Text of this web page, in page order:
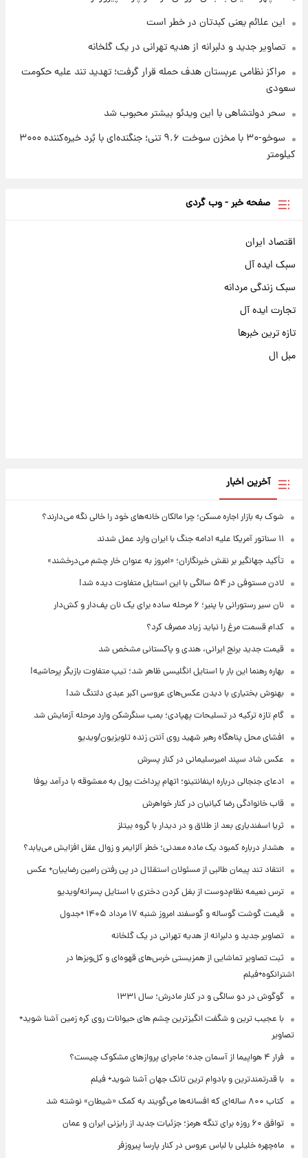
این علائم یعنی کبدتان در خطر است
تصاویر جدید و دلبرانه از هدیه تهرانی در یک گلخانه
مراکز نظامی عربستان هدف حمله قرار گرفت؛ تهدید تند علیه حکومت
سعودی
سحر دولتشاهی با این ویدئو بیشتر محبوب شد
سوخو-۳۰ با مخزن سوخت ۹.۶ تنی؛ جنگنده‌ای با بُرد خیره‌کننده ۳۰۰۰
کیلومتر
صفحه خبر - وب گردی
اقتصاد ایران
سبک ایده آل
سبک زندگی مردانه
تجارت ایده آل
تازه ترین خبرها
مبل ال
آخرین اخبار
شوک به بازار اجاره مسکن؛ چرا مالکان خانه‌های خود را خالی نگه می‌دارند؟
۱۱ سناتور آمریکا علیه ادامه جنگ با ایران وارد عمل شدند
تأکید جهانگیر بر نقش خبرنگاران؛ «امروز به عنوان خار چشم می‌درخشند»
لادن مستوفی در ۵۴ سالگی با این استایل متفاوت دیده شد!
نان سیر رستورانی با پنیر؛ ۶ مرحله ساده برای یک نان پف‌دار و کش‌دار
کدام قسمت مرغ را نباید زیاد مصرف کرد؟
قیمت جدید برنج ایرانی، هندی و پاکستانی مشخص شد
بهاره رهنما این بار با استایل انگلیسی ظاهر شد؛ تیپ متفاوت بازیگر پرحاشیه!
بهنوش بختیاری با دیدن عکس‌های عروسی اکبر عبدی دلتنگ شد!
گام تازه ترکیه در تسلیحات پهپادی؛ بمب سنگرشکن وارد مرحله آزمایش شد
افشای محل پناهگاه‌ رهبر شهید روی آنتن زنده تلویزیون/ویدیو
عکس شاد سپند امیرسلیمانی در کنار پسرش
ادعای جنجالی درباره اینفانتینو؛ اتهام پرداخت پول به معشوقه با درآمد یوفا
قاب خانوادگی رضا کیانیان در کنار خواهرش
ثریا اسفندیاری بعد از طلاق و در دیدار با گروه بیتلز
هشدار درباره کمبود یک ماده معدنی؛ خطر آلزایمر و زوال عقل افزایش می‌یابد؟
انتقاد تند پیمان طالبی از مسئولان استقلال در پی رفتن رامین رضاییان+ عکس
ترس نعیمه نظام‌دوست از بغل کردن دختری با استایل پسرانه/ویدیو
قیمت گوشت گوساله و گوسفند امروز شنبه ۱۷ مرداد ۱۴۰۵ +جدول
تصاویر جدید و دلبرانه از هدیه تهرانی در یک گلخانه
ثبت تصاویر تماشایی از همزیستی خرس‌های قهوه‌ای و کل‌وبزها در
اشترانکوه+فیلم
گوگوش در دو سالگی و در کنار مادرش؛ سال ۱۳۳۱
با عجیب ترین و شگفت انگیزترین چشم های حیوانات روی کره زمین آشنا شوید+
تصاویر
فرار ۴ هواپیما از آسمان جده؛ ماجرای پروازهای مشکوک چیست؟
با قدرتمندترین و بادوام ترین تانک جهان آشنا شوید+ فیلم
کتاب ۸۰۰ ساله‌ای که افسانه‌ها می‌گویند به کمک «شیطان» نوشته شد
توافق ۶۰ روزه برای تنگه هرمز؛ جزئیات جدید از رایزنی ایران و عمان
ماه‌چهره خلیلی با لباس عروس در کنار پارسا پیروزفر